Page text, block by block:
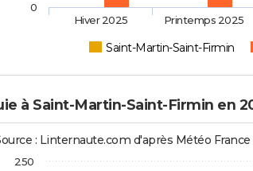
Saint-Martin-Saint-Firmin
Hiver 2025 Printemps 2025
0
à Saint-Martin-Saint-Firmin en
: Linternaute.com d'après Météo France
250